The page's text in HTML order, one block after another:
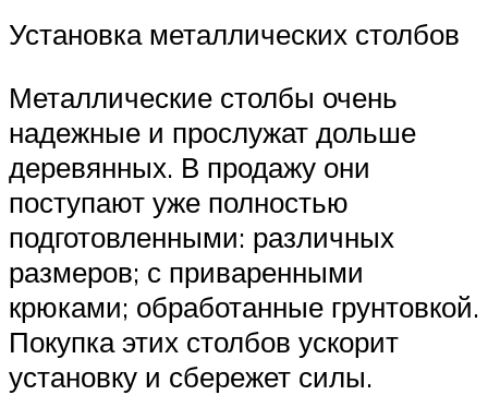
Установка металлических столбов
Металлические столбы очень
надежные и прослужат дольше
деревянных. В продажу они
поступают уже полностью
подготовленными: различных
размеров; с приваренными
крюками; обработанные грунтовкой.
Покупка этих столбов ускорит
установку и сбережет силы.